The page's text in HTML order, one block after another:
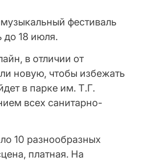
фестиваль
до 18 июля.
в отличии от
новую, чтобы избежать
в парке им. Т.Г.
всех санитарно-
10 разнообразных
платная. На